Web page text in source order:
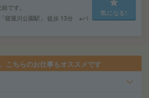
です。
「寝屋川公園駅」 徒歩 13分 ※バ
気になる!
こちらのお仕事もオススメです